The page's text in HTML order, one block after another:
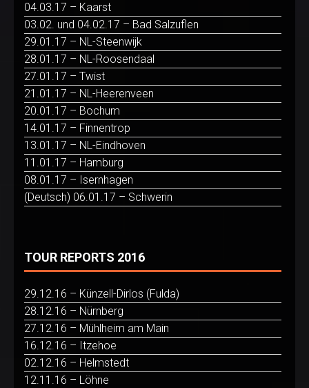
04.03.17 – Kaarst
03.02. und 04.02.17 – Bad Salzuflen
29.01.17 – NL-Steenwijk
28.01.17 – NL-Roosendaal
27.01.17 – Twist
21.01.17 – NL-Heerenveen
20.01.17 – Bochum
14.01.17 – Finnentrop
13.01.17 – NL-Eindhoven
11.01.17 – Hamburg
08.01.17 – Isernhagen
(Deutsch) 06.01.17 – Schwerin
TOUR REPORTS 2016
29.12.16 – Künzell-Dirlos (Fulda)
28.12.16 – Nürnberg
27.12.16 – Mühlheim am Main
16.12.16 – Itzehoe
02.12.16 – Helmstedt
12.11.16 – Löhne